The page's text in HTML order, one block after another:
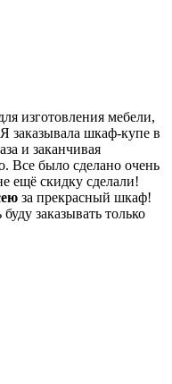
изготовления мебели,
заказывала шкаф-купе в
и заканчивая
Все было сделано очень
ещё скидку сделали!
за прекрасный шкаф!
заказывать только